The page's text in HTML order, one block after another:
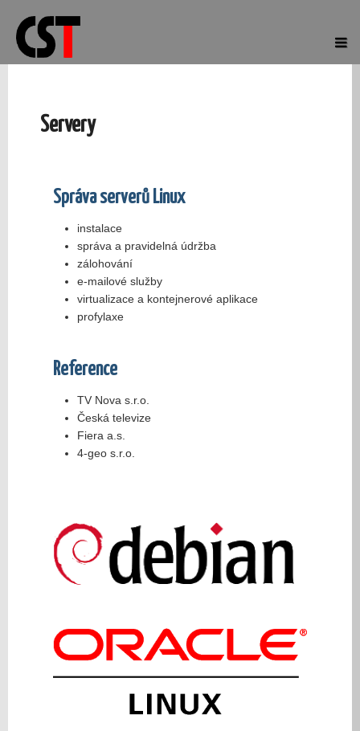
Servery
Správa serverů Linux
instalace
správa a pravidelná údržba
zálohování
e-mailové služby
virtualizace a kontejnerové aplikace
profylaxe
Reference
TV Nova s.r.o.
Česká televize
Fiera a.s.
4-geo s.r.o.